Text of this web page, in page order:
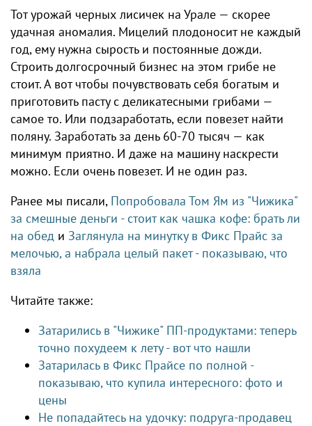
Тот урожай черных лисичек на Урале — скорее
удачная аномалия. Мицелий плодоносит не каждый
год, ему нужна сырость и постоянные дожди.
Строить долгосрочный бизнес на этом грибе не
стоит. А вот чтобы почувствовать себя богатым и
приготовить пасту с деликатесными грибами —
самое то. Или подзаработать, если повезет найти
поляну. Заработать за день 60-70 тысяч — как
минимум приятно. И даже на машину наскрести
можно. Если очень повезет. И не один раз.
Ранее мы писали, Попробовала Том Ям из "Чижика"
за смешные деньги - стоит как чашка кофе: брать ли
на обед и Заглянула на минутку в Фикс Прайс за
мелочью, а набрала целый пакет - показываю, что
взяла
Читайте также:
Затарились в "Чижике" ПП-продуктами: теперь
точно похудеем к лету - вот что нашли
Затарилась в Фикс Прайсе по полной -
показываю, что купила интересного: фото и
цены
Не попадайтесь на удочку: подруга-продавец